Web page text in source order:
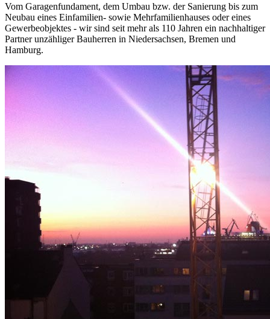
Vom Garagenfundament, dem Umbau bzw. der Sanierung bis zum
Neubau eines Einfamilien- sowie Mehrfamilienhauses oder eines
Gewerbeobjektes - wir sind seit mehr als 110 Jahren ein nachhaltiger
Partner unzähliger Bauherren in Niedersachsen, Bremen und
Hamburg.